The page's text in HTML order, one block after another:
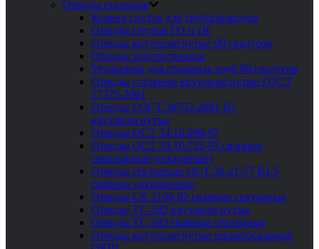
Отводы стальные
Колено гнутое для трубопроводов
Отводы гнутые ГО и ОГ
Отводы крутоизогнутые 90 градусов
Отводы толстостенные
Угольники для стальных труб 90 градусов
Отводы стальные крутоизогнутые ГОСТ
17375-2001
Отводы ГОСТ 30753-2001 R1
крутоизогнутые
Отводы ОСТ 34.10.699-97
Отводы ОСТ 34.10.752-97 сварные
секционные (секторные)
Отводы секторные ОСТ 36-21-77 R1.5
сварные секционные
Отводы СК 2109-92 сварные секторные
Отводы ТС-582 крутоизогнутые
Отводы ТС-583 сварные секторные
Отводы крутоизогнутые штампосварные